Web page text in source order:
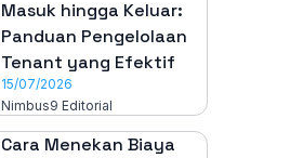
Masuk hingga Keluar:
Panduan Pengelolaan
Tenant yang Efektif
15/07/2026
Nimbus9 Editorial
Cara Menekan Biaya